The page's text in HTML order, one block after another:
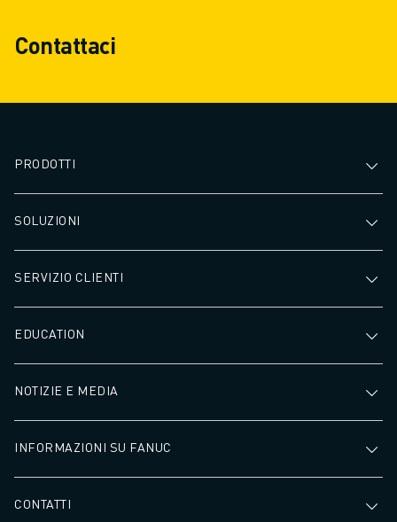
Contattaci
PRODOTTI
SOLUZIONI
SERVIZIO CLIENTI
EDUCATION
NOTIZIE E MEDIA
INFORMAZIONI SU FANUC
CONTATTI